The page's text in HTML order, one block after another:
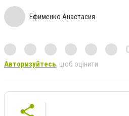
Ефименко Анастасия
Авторизуйтесь, щоб оцінити